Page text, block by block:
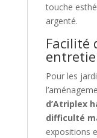
touche
argenté.
Facilité
Pour les
d’Atriplex
difficulté
expositions